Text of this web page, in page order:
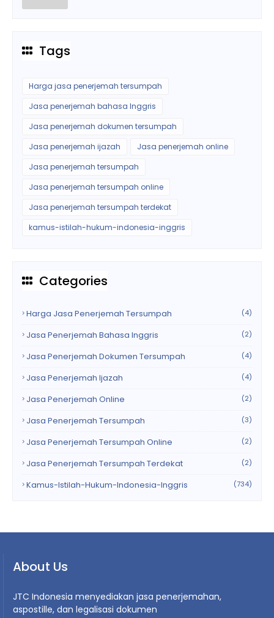
Tags
Harga jasa penerjemah tersumpah
Jasa penerjemah bahasa Inggris
Jasa penerjemah dokumen tersumpah
Jasa penerjemah ijazah
Jasa penerjemah online
Jasa penerjemah tersumpah
Jasa penerjemah tersumpah online
Jasa penerjemah tersumpah terdekat
kamus-istilah-hukum-indonesia-inggris
Categories
Harga Jasa Penerjemah Tersumpah (4)
Jasa Penerjemah Bahasa Inggris (2)
Jasa Penerjemah Dokumen Tersumpah (4)
Jasa Penerjemah Ijazah (4)
Jasa Penerjemah Online (2)
Jasa Penerjemah Tersumpah (3)
Jasa Penerjemah Tersumpah Online (2)
Jasa Penerjemah Tersumpah Terdekat (2)
Kamus-Istilah-Hukum-Indonesia-Inggris (734)
About Us
JTC Indonesia menyediakan jasa penerjemahan,
aspostille, dan legalisasi dokumen